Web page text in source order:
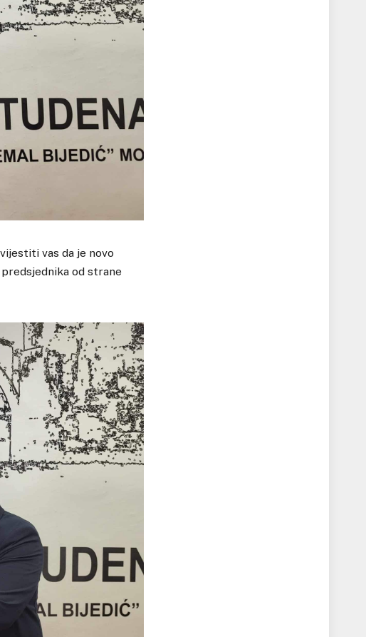
vas da je novo
od strane